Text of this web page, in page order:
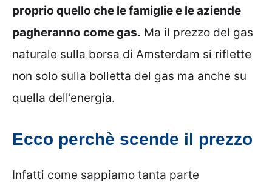
proprio quello che le famiglie e le aziende
pagheranno come gas. Ma il prezzo del gas
naturale sulla borsa di Amsterdam si riflette
non solo sulla bolletta del gas ma anche su
quella dell’energia.
Ecco perchè scende il prezzo
Infatti come sappiamo tanta parte